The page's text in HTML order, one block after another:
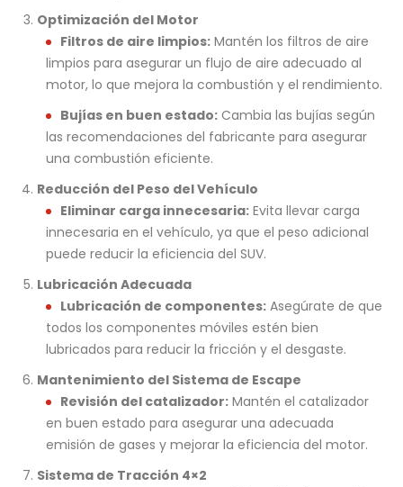
Optimización del Motor
Filtros de aire limpios:Mantén los filtros de aire
limpios para asegurar un flujo de aire adecuado al
motor, lo que mejora la combustión y el rendimiento.
Bujías en buen estado:Cambia las bujías según
las recomendaciones del fabricante para asegurar
una combustión eficiente.
Reducción del Peso del Vehículo
Eliminar carga innecesaria:Evita llevar carga
innecesaria en el vehículo, ya que el peso adicional
puede reducir la eficiencia del SUV.
Lubricación Adecuada
Lubricación de componentes:Asegúrate de que
todos los componentes móviles estén bien
lubricados para reducir la fricción y el desgaste.
Mantenimiento del Sistema de Escape
Revisión del catalizador:Mantén el catalizador
en buen estado para asegurar una adecuada
emisión de gases y mejorar la eficiencia del motor.
Sistema de Tracción 4×2